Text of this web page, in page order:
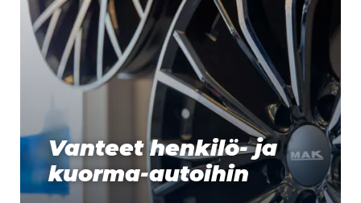
Vanteet henkilö- ja
kuorma-autoihin